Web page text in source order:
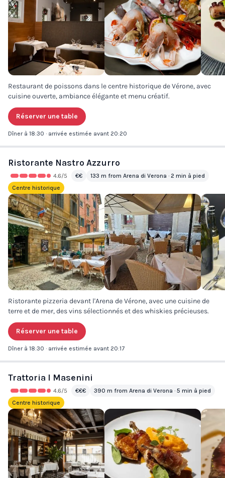
Restaurant de poissons dans le centre historique de Vérone, avec
cuisine ouverte, ambiance élégante et menu créatif.
Réserver une table
Dîner à 18:30 · arrivée estimée avant 20:20
Ristorante Nastro Azzurro
4.6/5 €€
133 m from Arena di Verona · 2 min à pied
Centre historique
Ristorante pizzeria devant l'Arena de Vérone, avec une cuisine de
terre et de mer, des vins sélectionnés et des whiskies précieuses.
Réserver une table
Dîner à 18:30 · arrivée estimée avant 20:17
Trattoria I Masenini
4.6/5 €€€
390 m from Arena di Verona · 5 min à pied
Centre historique